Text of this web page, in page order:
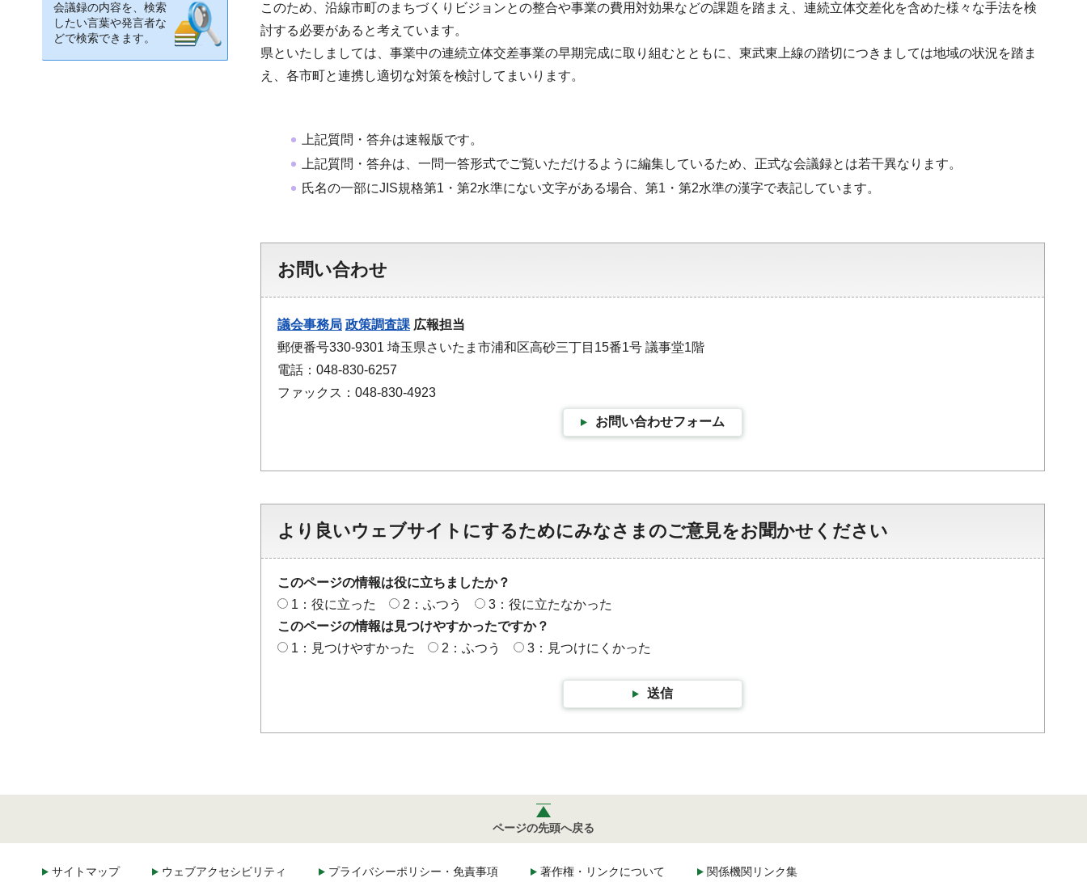
会議録の内容を、検索
したい言葉や発言者な
どで検索できます。
このため、沿線市町のまちづくりビジョンとの整合や事業の費用対効果などの課題を踏まえ、連続立体交差化を含めた様々な手法を検
討する必要があると考えています。
県といたしましては、事業中の連続立体交差事業の早期完成に取り組むとともに、東武東上線の踏切につきましては地域の状況を踏ま
え、各市町と連携し適切な対策を検討してまいります。
上記質問・答弁は速報版です。
上記質問・答弁は、一問一答形式でご覧いただけるように編集しているため、正式な会議録とは若干異なります。
氏名の一部にJIS規格第1・第2水準にない文字がある場合、第1・第2水準の漢字で表記しています。
お問い合わせ
議会事務局 政策調査課 広報担当
郵便番号330-9301 埼玉県さいたま市浦和区高砂三丁目15番1号 議事堂1階
電話：048-830-6257
ファックス：048-830-4923
お問い合わせフォーム
より良いウェブサイトにするためにみなさまのご意見をお聞かせください
このページの情報は役に立ちましたか？
1：役に立った
2：ふつう
3：役に立たなかった
このページの情報は見つけやすかったですか？
1：見つけやすかった
2：ふつう 3：見つけにくかった
送信
ページの先頭へ戻る
サイトマップ ウェブアクセシビリティ プライバシーポリシー・免責事項 著作権・リンクについて 関係機関リンク集